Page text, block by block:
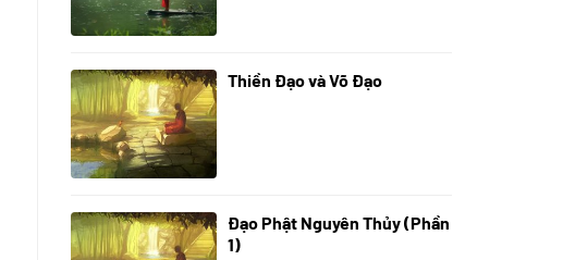
30/11/2022
Thiền Đạo và Võ Đạo
08/06/2022
Đạo Phật Nguyên Thủy (Phần
1)